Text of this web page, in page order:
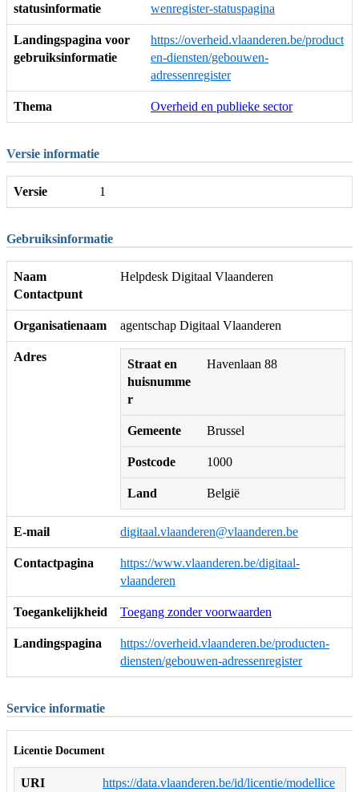
statusinformatie wenregister-statuspagina
Landingspagina voor
gebruiksinformatie
https://overheid.vlaanderen.be/product
en-diensten/gebouwen-
adressenregister
Thema Overheid en publieke sector
Versie informatie
Versie 1
Gebruiksinformatie
Naam
Contactpunt
Helpdesk Digitaal Vlaanderen
Organisatienaam agentschap Digitaal Vlaanderen
Adres
Straat en
huisnumme
r
Havenlaan 88
Gemeente Brussel
Postcode 1000
Land België
E-mail digitaal.vlaanderen@vlaanderen.be
Contactpagina
https://www.vlaanderen.be/digitaal-
vlaanderen
Toegankelijkheid Toegang zonder voorwaarden
Landingspagina
https://overheid.vlaanderen.be/producten-
diensten/gebouwen-adressenregister
Service informatie
Licentie Document
URI
https://data.vlaanderen.be/id/licentie/modellice